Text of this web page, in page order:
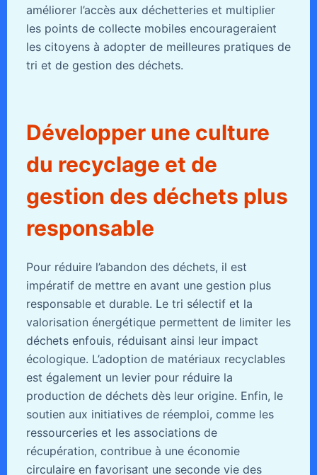
améliorer l’accès aux déchetteries et multiplier
les points de collecte mobiles encourageraient
les citoyens à adopter de meilleures pratiques de
tri et de gestion des déchets.
Développer une culture
du recyclage et de
gestion des déchets plus
responsable
Pour réduire l’abandon des déchets, il est
impératif de mettre en avant une gestion plus
responsable et durable. Le tri sélectif et la
valorisation énergétique permettent de limiter les
déchets enfouis, réduisant ainsi leur impact
écologique. L’adoption de matériaux recyclables
est également un levier pour réduire la
production de déchets dès leur origine. Enfin, le
soutien aux initiatives de réemploi, comme les
ressourceries et les associations de
récupération, contribue à une économie
circulaire en favorisant une seconde vie des